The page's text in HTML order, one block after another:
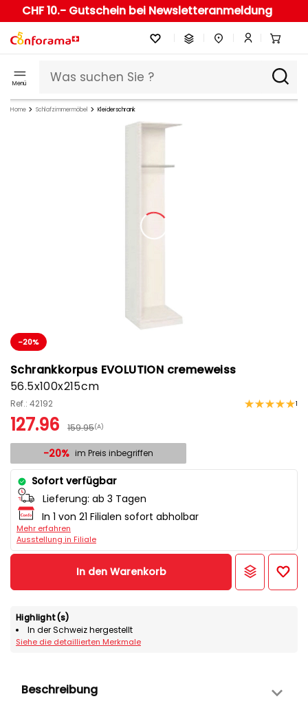
CHF 10.- Gutschein bei Newsletteranmeldung
Menü
Home Schlafzimmermöbel Kleiderschrank
-20%
Schrankkorpus EVOLUTION cremeweiss
56.5x100x215cm
Ref.: 42192 1
127.96 159.95(A)
-20% im Preis inbegriffen
Sofort verfügbar
Lieferung: ab 3 Tagen
In 1 von 21 Filialen sofort abholbar
Mehr erfahren
Ausstellung in Filiale
In den Warenkorb
Highlight(s)
In der Schweiz hergestellt
Siehe die detaillierten Merkmale
Beschreibung